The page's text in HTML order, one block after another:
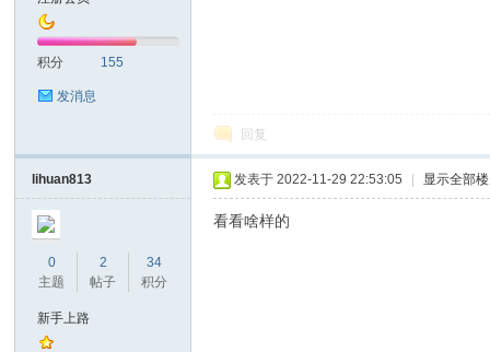
积分 155
发消息
回复
lihuan813
0
主题
2
帖子
34
积分
新手上路
发表于 2022-11-29 22:53:05 显示全部
看看啥样的